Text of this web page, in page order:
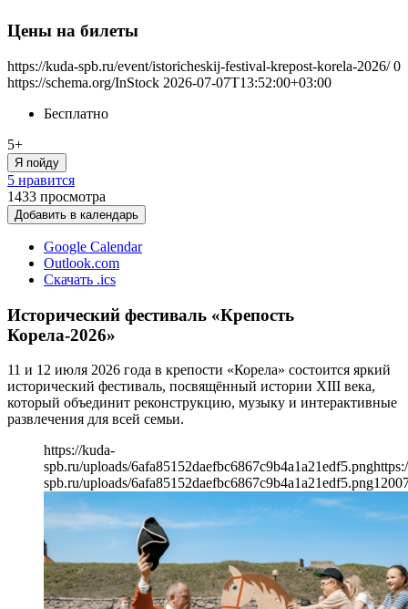
Цены на билеты
https://kuda-spb.ru/event/istoricheskij-festival-krepost-korela-2026/ 0
https://schema.org/InStock 2026-07-07T13:52:00+03:00
Бесплатно
5+
Я пойду
5 нравится
1433 просмотра
Добавить в календарь
Google Calendar
Outlook.com
Скачать .ics
Исторический фестиваль «Крепость
Корела-2026»
11 и 12 июля 2026 года в крепости «Корела» состоится яркий
исторический фестиваль, посвящённый истории XIII века,
который объединит реконструкцию, музыку и интерактивные
развлечения для всей семьи.
https://kuda-
spb.ru/uploads/6afa85152daefbc6867c9b4a1a21edf5.png
spb.ru/uploads/6afa85152daefbc6867c9b4a1a21edf5.png1200